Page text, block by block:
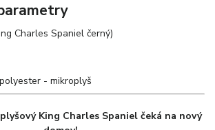
Charles Spaniel černý)
- mikroplyš
King Charles Spaniel čeká na nový